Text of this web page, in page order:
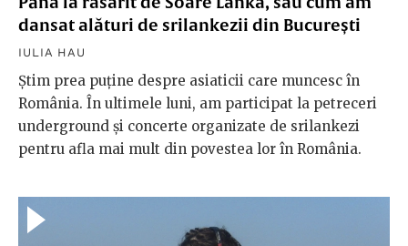
dansat alături de srilankezii din București
IULIA HAU
Știm prea puține despre asiaticii care muncesc în
România. În ultimele luni, am participat la petreceri
underground și concerte organizate de srilankezi
pentru afla mai mult din povestea lor în România.